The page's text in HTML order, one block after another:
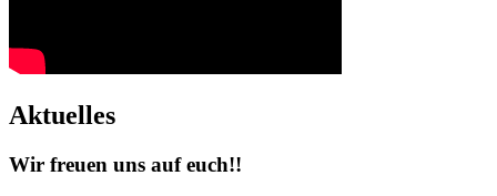
Aktuelles
Wir freuen uns auf euch!!